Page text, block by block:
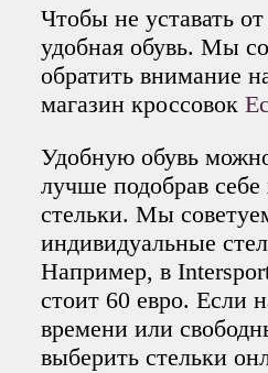
Чтобы не уставать
удобная обувь. Мы
обратить внимание
магазин кроссовок
Удобную обувь
лучше подобрав
стельки. Мы
индивидуальные
Например, в
стоит 60 евро. Если
времени или
выберить стельки